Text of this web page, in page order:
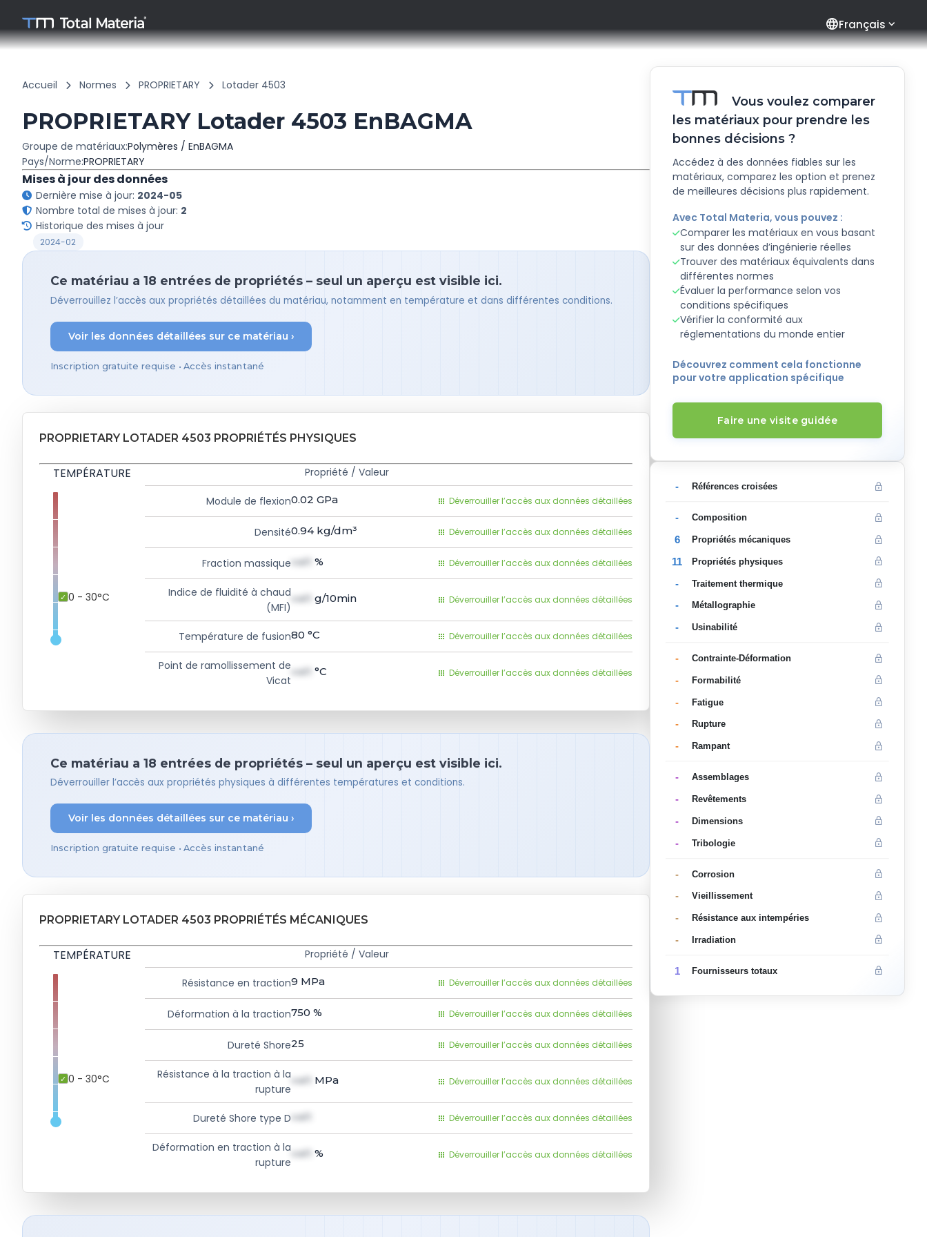
languageFrançais
Accueil Normes PROPRIETARY Lotader 4503
PROPRIETARY Lotader 4503 EnBAGMA
Groupe de matériaux:Polymères / EnBAGMA
Pays/Norme:PROPRIETARY
Mises à jour des données
Dernière mise à jour: 2024-05
Nombre total de mises à jour: 2
Historique des mises à jour
2024-02
Ce matériau a 18 entrées de propriétés – seul un aperçu est visible ici.
Déverrouillez l’accès aux propriétés détaillées du matériau, notamment en température et dans différentes conditions.
Voir les données détaillées sur ce matériau ›
Inscription gratuite requise • Accès instantané
PROPRIETARY LOTADER 4503 PROPRIÉTÉS PHYSIQUES
TEMPÉRATURE
0 - 30°C
Propriété / Valeur
Module de flexion0.02 GPa Déverrouiller l’accès aux données détaillées
Densité0.94 kg/dm³ Déverrouiller l’accès aux données détaillées
Fraction massique val1 % Déverrouiller l’accès aux données détaillées
Indice de fluidité à chaud
(MFI)
val1 g/10min Déverrouiller l’accès aux données détaillées
Température de fusion80 °C Déverrouiller l’accès aux données détaillées
Point de ramollissement de
Vicat
val1 °C Déverrouiller l’accès aux données détaillées
Ce matériau a 18 entrées de propriétés – seul un aperçu est visible ici.
Déverrouiller l’accès aux propriétés physiques à différentes températures et conditions.
Voir les données détaillées sur ce matériau ›
Inscription gratuite requise • Accès instantané
PROPRIETARY LOTADER 4503 PROPRIÉTÉS MÉCANIQUES
TEMPÉRATURE
0 - 30°C
Propriété / Valeur
Résistance en traction9 MPa Déverrouiller l’accès aux données détaillées
Déformation à la traction750 % Déverrouiller l’accès aux données détaillées
Dureté Shore25 Déverrouiller l’accès aux données détaillées
Résistance à la traction à la
rupture
val1 MPa Déverrouiller l’accès aux données détaillées
Dureté Shore type D val1 Déverrouiller l’accès aux données détaillées
Déformation en traction à la
rupture
val1 % Déverrouiller l’accès aux données détaillées
Vous voulez comparer
les matériaux pour prendre les
bonnes décisions ?
Accédez à des données fiables sur les
matériaux, comparez les option et prenez
de meilleures décisions plus rapidement.
Avec Total Materia, vous pouvez :
Comparer les matériaux en vous basant
sur des données d’ingénierie réelles
Trouver des matériaux équivalents dans
différentes normes
Évaluer la performance selon vos
conditions spécifiques
Vérifier la conformité aux
réglementations du monde entier
Découvrez comment cela fonctionne
pour votre application spécifique
Faire une visite guidée
- Références croisées
- Composition
6 Propriétés mécaniques
11 Propriétés physiques
- Traitement thermique
- Métallographie
- Usinabilité
- Contrainte-Déformation
- Formabilité
- Fatigue
- Rupture
- Rampant
- Assemblages
- Revêtements
- Dimensions
- Tribologie
- Corrosion
- Vieillissement
- Résistance aux intempéries
- Irradiation
1 Fournisseurs totaux